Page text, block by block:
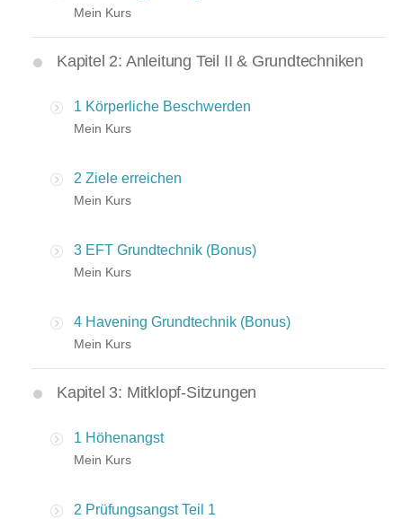
Mein Kurs
Kapitel 2: Anleitung Teil II & Grundtechniken
1 Körperliche Beschwerden
Mein Kurs
2 Ziele erreichen
Mein Kurs
3 EFT Grundtechnik (Bonus)
Mein Kurs
4 Havening Grundtechnik (Bonus)
Mein Kurs
Kapitel 3: Mitklopf-Sitzungen
1 Höhenangst
Mein Kurs
2 Prüfungsangst Teil 1